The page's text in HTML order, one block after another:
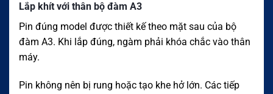
Lắp khít với thân bộ đàm A3
Pin đúng model được thiết kế theo mặt sau của bộ
đàm A3. Khi lắp đúng, ngàm phải khóa chắc vào thân
máy.
Pin không nên bị rung hoặc tạo khe hở lớn. Các tiếp